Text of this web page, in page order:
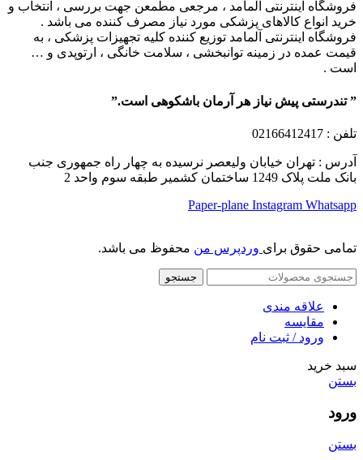
فروشگاه اینترنتی آلمامد ، مرجعی مطمعن جهت بررسی ، انتخاب و
خرید انواع کالاهای پزشکی مورد نیاز مصرف کننده می باشد .
فروشگاه اینترنتی آلمامد توزیع کننده کلیه تجهیزات پزشکی ، به
قیمت عمده در زمینه توانبخشی ، سلامت خانگی ، ارتوپدی و …
است .
” تندرستی پیش نیاز هر آرمان باشکوهی است.”
تلفن : 02166412417
آدرس : تهران خیابان ولیعصر نرسیده به چهار راه جمهوری جنب
بانک ملت پلاک 1249 ساختمان کشمیر طبقه سوم واحد 2
Paper-plane Instagram Whatsapp
تمامی حقوق برای وردپرس من محفوظ می باشد.
جستجو
علاقه مندی
مقایسه
ورود / ثبت نام
سبد خرید
بستن
ورود
بستن